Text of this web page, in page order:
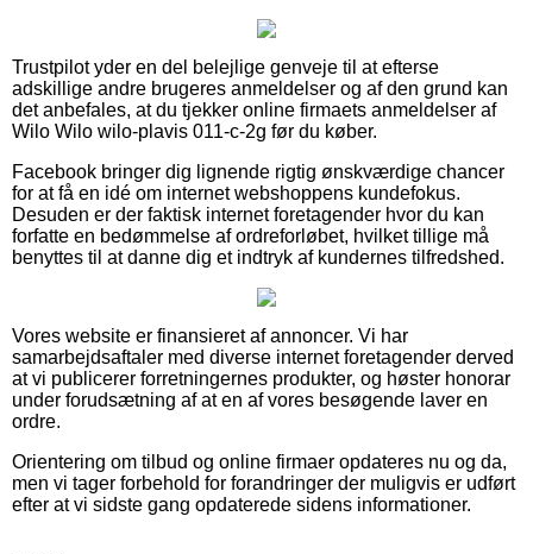
Trustpilot yder en del belejlige genveje til at efterse
adskillige andre brugeres anmeldelser og af den grund kan
det anbefales, at du tjekker online firmaets anmeldelser af
Wilo Wilo wilo-plavis 011-c-2g før du køber.
Facebook bringer dig lignende rigtig ønskværdige chancer
for at få en idé om internet webshoppens kundefokus.
Desuden er der faktisk internet foretagender hvor du kan
forfatte en bedømmelse af ordreforløbet, hvilket tillige må
benyttes til at danne dig et indtryk af kundernes tilfredshed.
Vores website er finansieret af annoncer. Vi har
samarbejdsaftaler med diverse internet foretagender derved
at vi publicerer forretningernes produkter, og høster honorar
under forudsætning af at en af vores besøgende laver en
ordre.
Orientering om tilbud og online firmaer opdateres nu og da,
men vi tager forbehold for forandringer der muligvis er udført
efter at vi sidste gang opdaterede sidens informationer.